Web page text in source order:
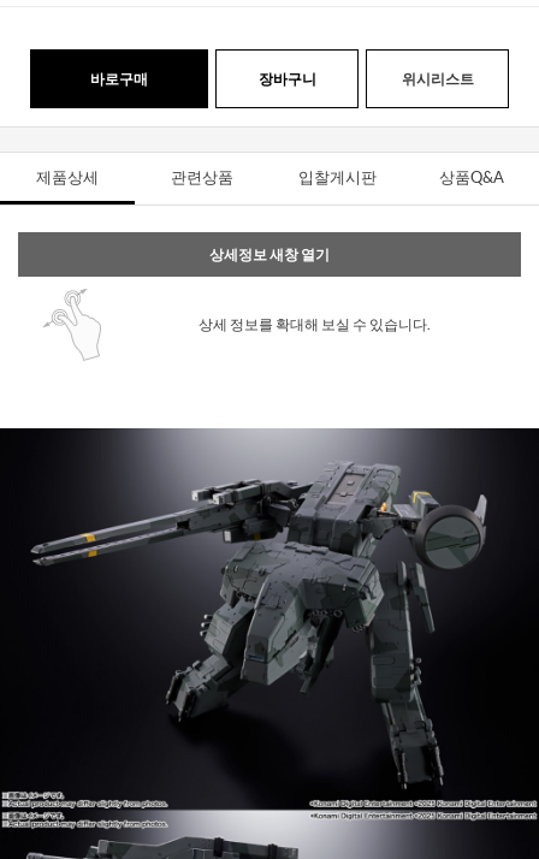
바로구매 장바구니 위시리스트
제품상세 관련상품 입찰게시판 상품Q&A
상세정보 새창 열기
상세 정보를 확대해 보실 수 있습니다.